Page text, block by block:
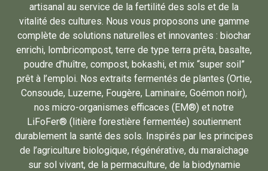
artisanal au service de la fertilité des sols et de la
vitalité des cultures. Nous vous proposons une gamme
complète de solutions naturelles et innovantes : biochar
enrichi, lombricompost, terre de type terra prêta, basalte,
poudre d’huître, compost, bokashi, et mix “super soil”
prêt à l’emploi. Nos extraits fermentés de plantes (Ortie,
Consoude, Luzerne, Fougère, Laminaire, Goémon noir),
nos micro-organismes efficaces (EM®) et notre
LiFoFer® (litière forestière fermentée) soutiennent
durablement la santé des sols. Inspirés par les principes
de l’agriculture biologique, régénérative, du maraîchage
sur sol vivant, de la permaculture, de la biodynamie